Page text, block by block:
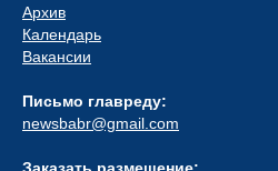
Архив
Календарь
Вакансии
Письмо главреду:
newsbabr@gmail.com
Заказать размещение: